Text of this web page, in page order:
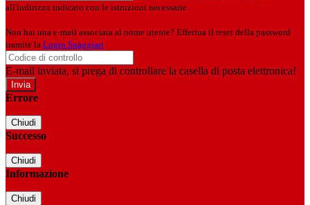
all'indirizzo indicato con le istruzioni necessarie.
Non hai una e-mail associata al nome utente? Effettua il reset della password
tramite la Login Spaggiari
E-mail inviata, si prega di controllare la casella di posta elettronica!
Errore
Chiudi
Successo
Chiudi
Informazione
Chiudi